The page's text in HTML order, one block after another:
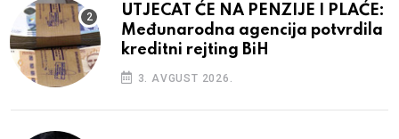
UTJECAT ĆE NA PENZIJE I PLAĆE:
Međunarodna agencija potvrdila
kreditni rejting BiH
3. AVGUST 2026.